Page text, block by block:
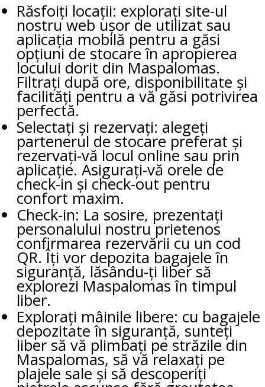
Răsfoiți locații: explorați site-ul
nostru web ușor de utilizat sau
aplicația mobilă pentru a găsi
opțiuni de stocare în apropierea
locului dorit din Maspalomas.
Filtrați după ore, disponibilitate și
facilități pentru a vă găsi potrivirea
perfectă.
Selectați și rezervați: alegeți
partenerul de stocare preferat și
rezervați-vă locul online sau prin
aplicație. Asigurați-vă orele de
check-in și check-out pentru
confort maxim.
Check-in: La sosire, prezentați
personalului nostru prietenos
confirmarea rezervării cu un cod
QR. Îți vor depozita bagajele în
siguranță, lăsându-ți liber să
explorezi Maspalomas în timpul
liber.
Explorați mâinile libere: cu bagajele
depozitate în siguranță, sunteți
liber să vă plimbați pe străzile din
Maspalomas, să vă relaxați pe
plajele sale și să descoperiți